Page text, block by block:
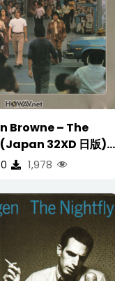
Browne – The
32XD 日版)
44.1/361MB)
0 1,978